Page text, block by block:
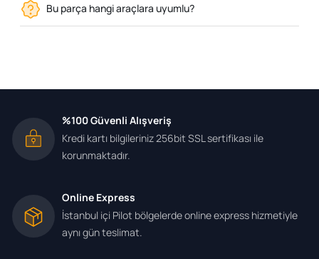
Bu parça hangi araçlara uyumlu?
%100 Güvenli Alışveriş
Kredi kartı bilgileriniz 256bit SSL sertifikası ile
korunmaktadır.
Online Express
İstanbul içi Pilot bölgelerde online express hizmetiyle
aynı gün teslimat.